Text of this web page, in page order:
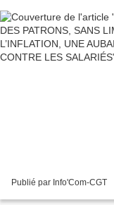
Publié par Info'Com-CGT